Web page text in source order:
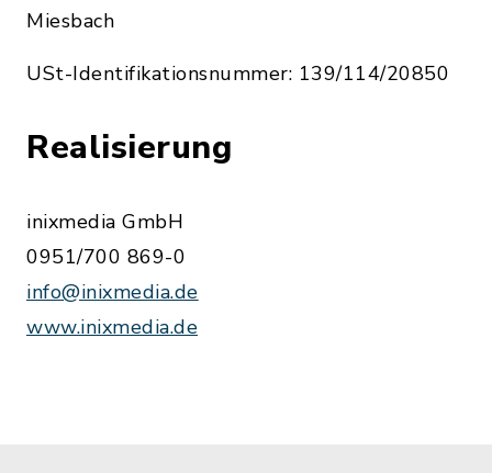
Miesbach
USt-Identifikationsnummer: 139/114/20850
Realisierung
inixmedia GmbH
0951/700 869-0
info@inixmedia.de
www.inixmedia.de